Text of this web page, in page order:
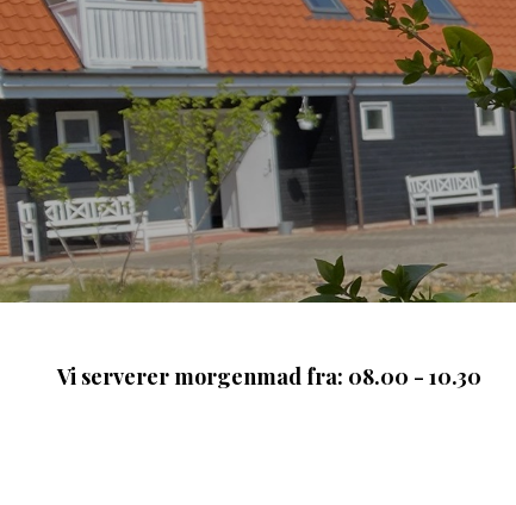
Vi serverer morgenmad fra: 08.00 - 10.30​